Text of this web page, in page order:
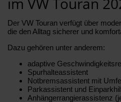
Der VW Touran verfügt über
die den Alltag sicherer und
Dazu gehören unter anderem:
adaptive
Spurhalteassistent
Notbremsassistent mit
Parkassistent und
Anhängerrangierassistenz